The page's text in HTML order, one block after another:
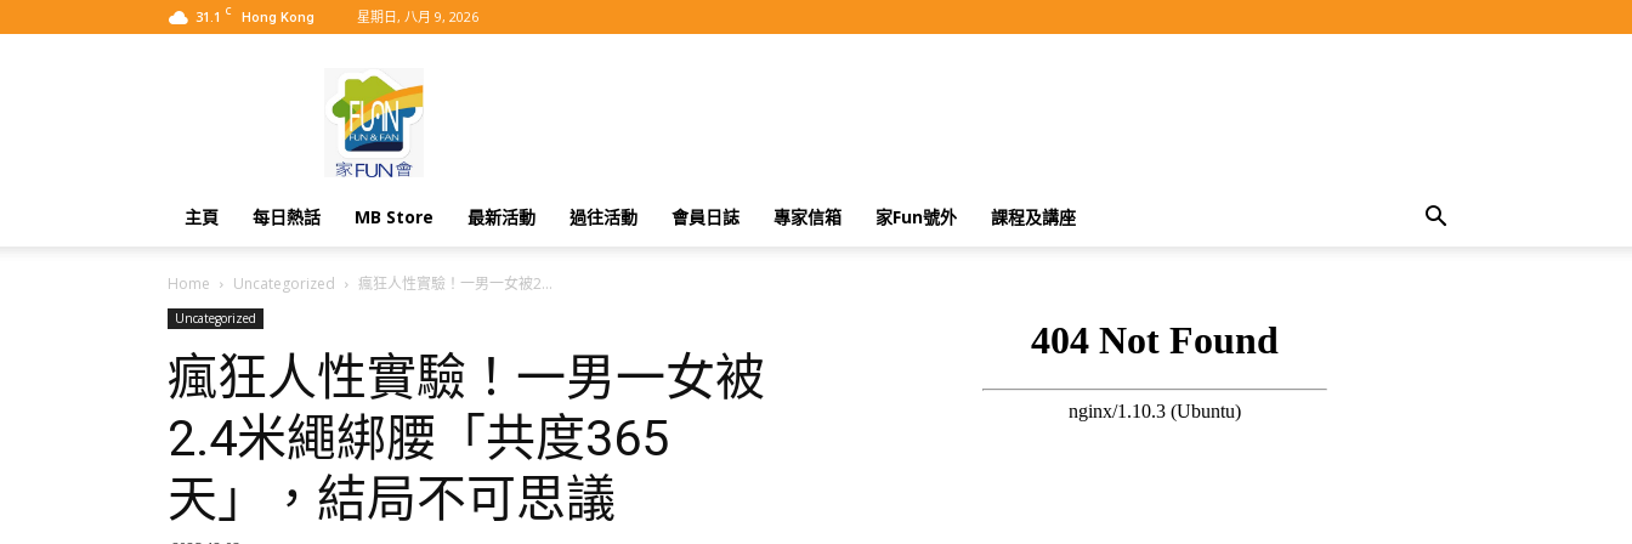
31.1 C Hong Kong 星期日, 八月 9, 2026
主頁 每日熱話 MB Store 最新活動 過往活動 會員日誌 專家信箱 家Fun號外 課程及講座
Home Uncategorized 瘋狂人性實驗！一男一女被2...
Uncategorized
瘋狂人性實驗！一男一女被
2.4米繩綁腰「共度365
天」，結局不可思議